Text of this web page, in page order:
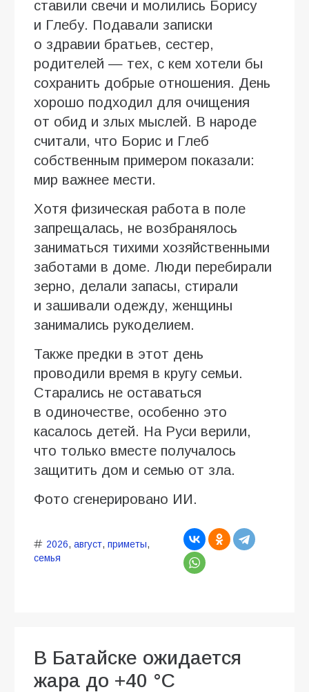
ставили свечи и молились Борису
и Глебу. Подавали записки
о здравии братьев, сестер,
родителей — тех, с кем хотели бы
сохранить добрые отношения. День
хорошо подходил для очищения
от обид и злых мыслей. В народе
считали, что Борис и Глеб
собственным примером показали:
мир важнее мести.
Хотя физическая работа в поле
запрещалась, не возбранялось
заниматься тихими хозяйственными
заботами в доме. Люди перебирали
зерно, делали запасы, стирали
и зашивали одежду, женщины
занимались рукоделием.
Также предки в этот день
проводили время в кругу семьи.
Старались не оставаться
в одиночестве, особенно это
касалось детей. На Руси верили,
что только вместе получалось
защитить дом и семью от зла.
Фото сгенерировано ИИ.
2026, август, приметы,
семья
В Батайске ожидается
жара до +40 °C